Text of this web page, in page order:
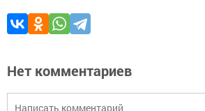
Нет комментариев